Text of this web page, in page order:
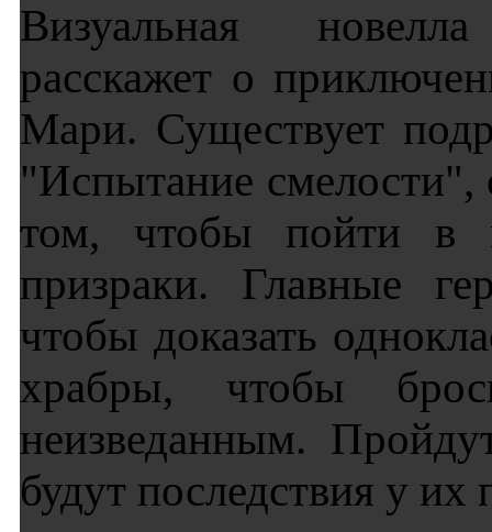
Визуальная
расскажет о
Мари. Существует
"Испытание смелости",
том, чтобы пойти в
призраки. Главные
чтобы доказать
храбры, чтобы
неизведанным.
будут последствия у их